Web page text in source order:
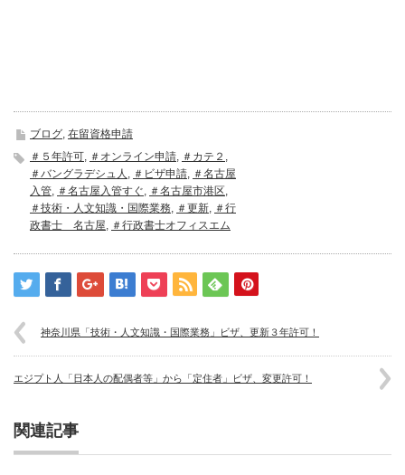
ブログ, 在留資格申請
＃５年許可, ＃オンライン申請, ＃カテ２ ,
＃バングラデシュ人 , ＃ビザ申請, ＃名古屋
入管, ＃名古屋入管すぐ, ＃名古屋市港区,
＃技術・人文知識・国際業務, ＃更新, ＃行
政書士 名古屋, ＃行政書士オフィスエム
神奈川県「技術・人文知識・国際業務」ビザ、更新３年許可！
エジプト人「日本人の配偶者等」から「定住者」ビザ、変更許可！
関連記事